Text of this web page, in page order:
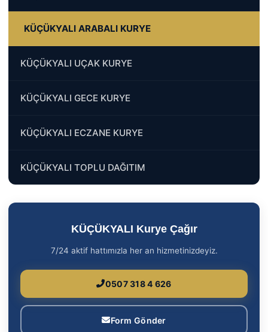
KÜÇÜKYALI ARABALI KURYE
KÜÇÜKYALI UÇAK KURYE
KÜÇÜKYALI GECE KURYE
KÜÇÜKYALI ECZANE KURYE
KÜÇÜKYALI TOPLU DAĞITIM
KÜÇÜKYALI Kurye Çağır
7/24 aktif hattımızla her an hizmetinizdeyiz.
0507 318 4 626
Form Gönder